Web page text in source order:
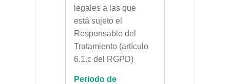
legales a las que
está sujeto el
Responsable del
Tratamiento (artículo
6.1.c del RGPD)
Periodo de